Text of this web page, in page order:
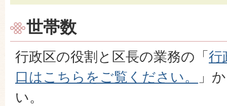
世帯数
行政区の役割と区長の業務の「 行
口はこちらをご覧ください。
」
い。